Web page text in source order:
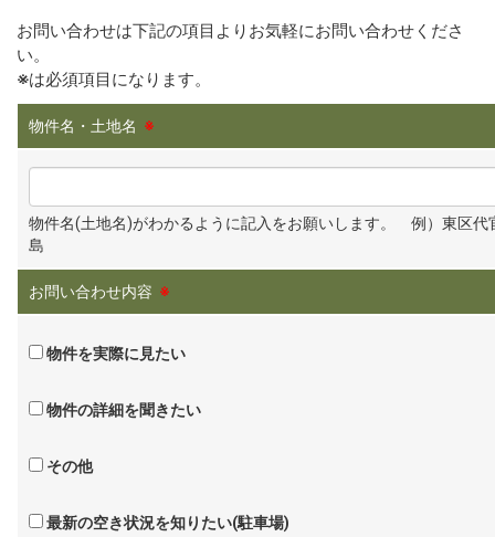
お問い合わせは下記の項目よりお気軽にお問い合わせくださ
い。
※は必須項目になります。
物件名・土地名 ※
物件名(土地名)がわかるように記入をお願いします。 例）東区代
島
お問い合わせ内容 ※
物件を実際に見たい
物件の詳細を聞きたい
その他
最新の空き状況を知りたい(駐車場)